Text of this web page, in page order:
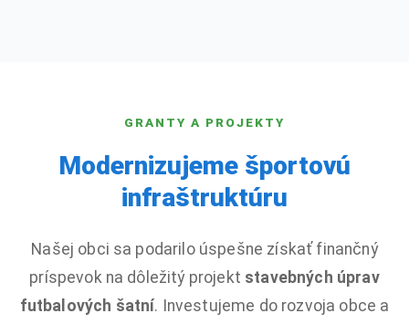
GRANTY A PROJEKTY
Modernizujeme športovú
infraštruktúru
Našej obci sa podarilo úspešne získať finančný
príspevok na dôležitý projekt stavebných úprav
futbalových šatní. Investujeme do rozvoja obce a